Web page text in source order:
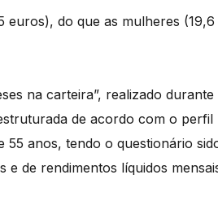
euros), do que as mulheres (19,6
na carteira”, realizado durante
de acordo com o perfil
55 anos, tendo o questionário
e de rendimentos líquidos